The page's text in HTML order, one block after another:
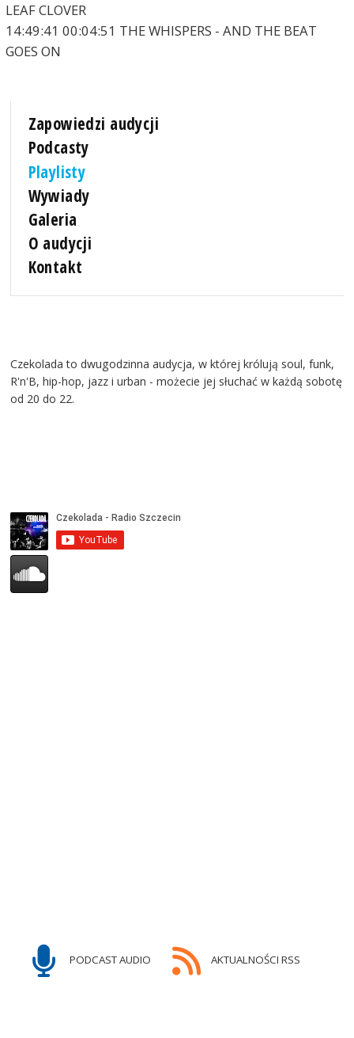
LEAF CLOVER
14:49:41 00:04:51 THE WHISPERS - AND THE BEAT
GOES ON
Zapowiedzi audycji
Podcasty
Playlisty
Wywiady
Galeria
O audycji
Kontakt
Czekolada to dwugodzinna audycja, w której królują soul, funk,
R'n'B, hip-hop, jazz i urban - możecie jej słuchać w każdą sobotę
od 20 do 22.
PODCAST AUDIO AKTUALNOŚCI RSS